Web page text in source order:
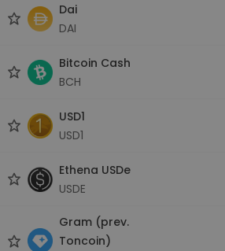
Dai
DAI
Bitcoin Cash
BCH
USD1
USD1
Ethena USDe
USDE
Gram (prev.
Toncoin)